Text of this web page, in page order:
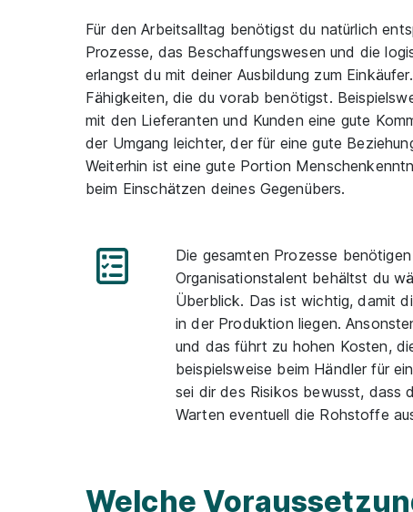
Für den Arbeitsalltag benötigst du natürlich
Prozesse, das Beschaffungswesen und die
erlangst du mit deiner Ausbildung zum
Fähigkeiten, die du vorab benötigst.
mit den Lieferanten und Kunden eine gute
der Umgang leichter, der für eine gute
Weiterhin ist eine gute Portion
beim Einschätzen deines Gegenübers.
Die gesamten Prozesse
Organisationstalent behältst du
Überblick. Das ist wichtig, damit
in der Produktion liegen.
und das führt zu hohen Kosten,
beispielsweise beim Händler für
sei dir des Risikos bewusst, dass
Warten eventuell die Rohstoffe
Welche